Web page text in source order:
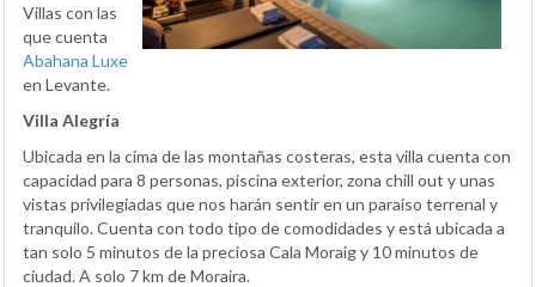
Villas con las
que cuenta
Abahana Luxe
en Levante.
Villa Alegría
Ubicada en la cima de las montañas costeras, esta villa cuenta con
capacidad para 8 personas, piscina exterior, zona chill out y unas
vistas privilegiadas que nos harán sentir en un paraíso terrenal y
tranquilo. Cuenta con todo tipo de comodidades y está ubicada a
tan solo 5 minutos de la preciosa Cala Moraig y 10 minutos de
ciudad. A solo 7 km de Moraira.